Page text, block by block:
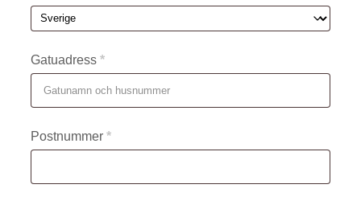
Gatuadress *
Postnummer *